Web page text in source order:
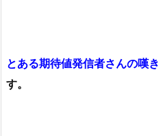
とある期待値発信者さんの嘆き
す。